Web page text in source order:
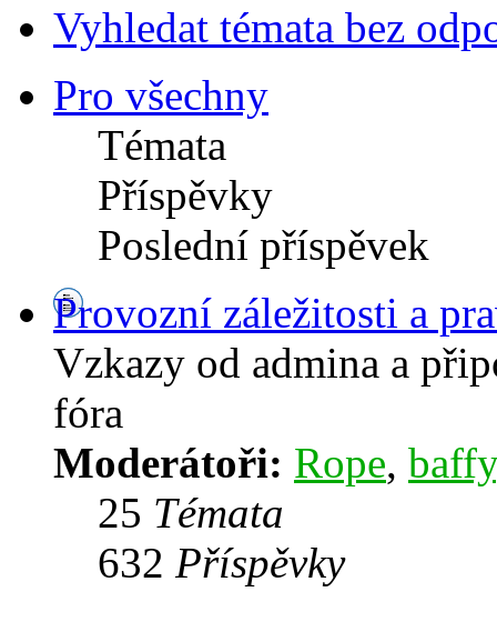
Vyhledat témata bez
Pro všechny
Témata
Příspěvky
Poslední příspěvek
Provozní záležitosti a
Vzkazy od admina a
fóra
Moderátoři: Rope, baffy
25 Témata
632 Příspěvky